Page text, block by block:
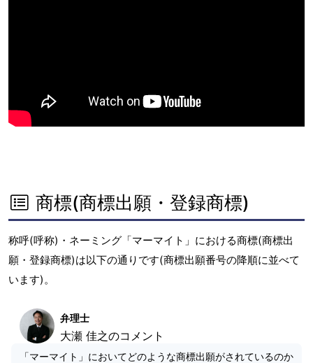
商標(商標出願・登録商標)
称呼(呼称)・ネーミング「マーマイト」における商標(商標出
願・登録商標)は以下の通りです(商標出願番号の降順に並べて
います)。
弁理士
大瀬 佳之のコメント
「マーマイト」においてどのような商標出願がされているのか